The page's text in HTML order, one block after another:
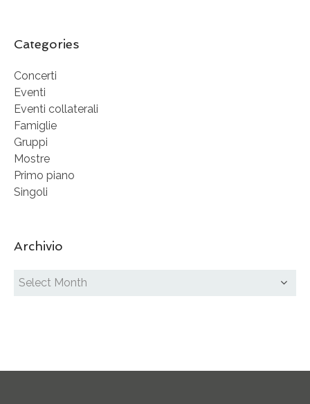
Categories
Concerti
Eventi
Eventi collaterali
Famiglie
Gruppi
Mostre
Primo piano
Singoli
Archivio